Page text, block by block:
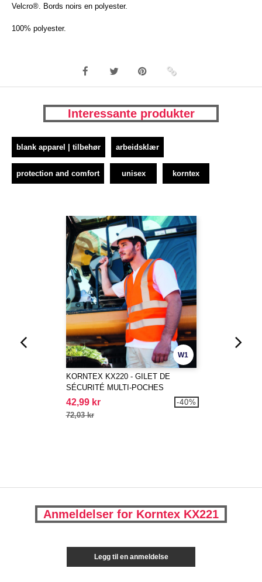
Velcro®. Bords noirs en polyester.
100% polyester.
Interessante produkter
blank apparel | tilbehør arbeidsklær
protection and comfort unisex korntex
W1
KORNTEX KX220 - GILET DE
SÉCURITÉ MULTI-POCHES
42,99 kr
72,03 kr
-40%
Anmeldelser for Korntex KX221
Legg til en anmeldelse